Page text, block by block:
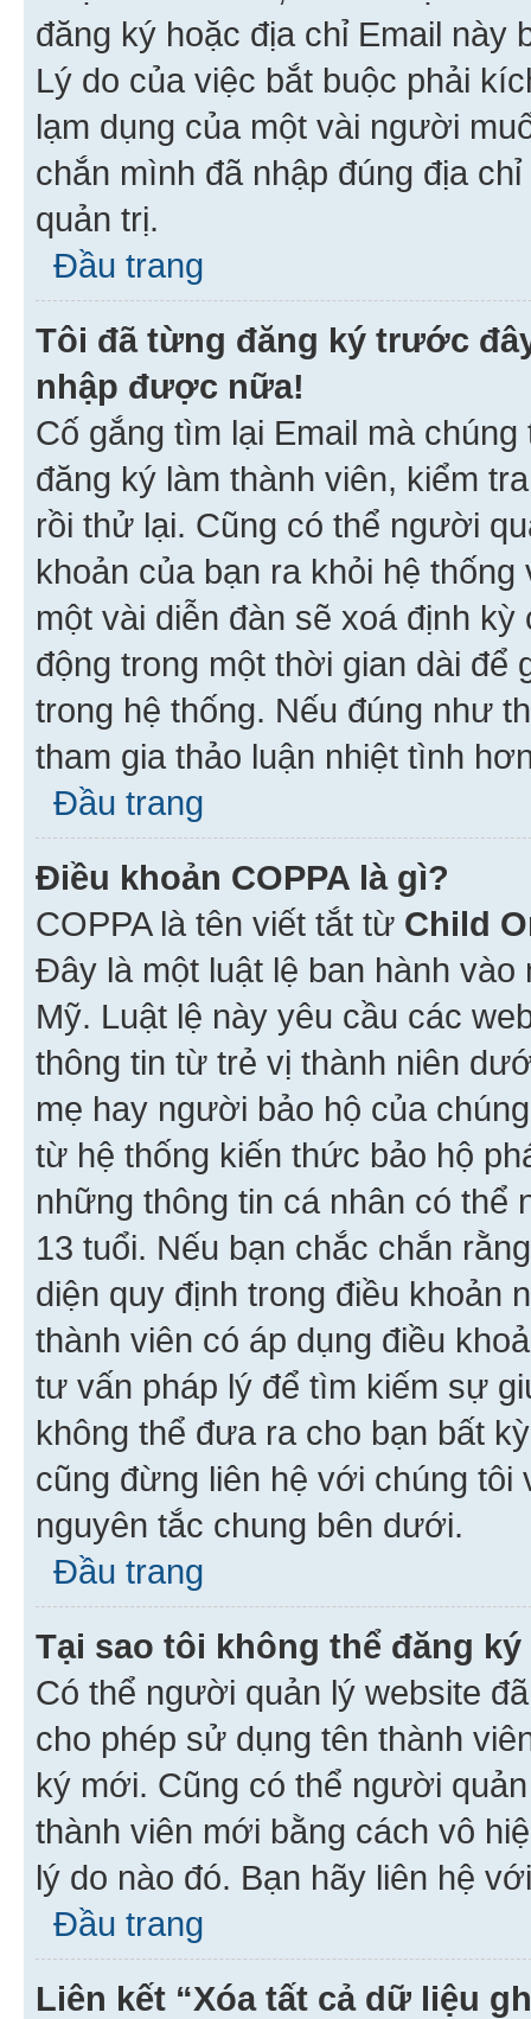
đăng ký hoặc địa chỉ Email này
Lý do của việc bắt buộc phải
lạm dụng của một vài người
chắn mình đã nhập đúng địa
quản trị.
Đầu trang
Tôi đã từng đăng ký trước
nhập được nữa!
Cố gắng tìm lại Email mà
đăng ký làm thành viên, kiểm
rồi thử lại. Cũng có thể người
khoản của bạn ra khỏi hệ
một vài diễn đàn sẽ xoá định
động trong một thời gian dài
trong hệ thống. Nếu đúng như
tham gia thảo luận nhiệt tình
Đầu trang
Điều khoản COPPA là gì?
COPPA là tên viết tắt từ Child
Đây là một luật lệ ban hành
Mỹ. Luật lệ này yêu cầu các
thông tin từ trẻ vị thành niên
mẹ hay người bảo hộ của
từ hệ thống kiến thức bảo hộ
những thông tin cá nhân có thể
13 tuổi. Nếu bạn chắc chắn
diện quy định trong điều khoản
thành viên có áp dụng điều
tư vấn pháp lý để tìm kiếm sự
không thể đưa ra cho bạn bất
cũng đừng liên hệ với chúng
nguyên tắc chung bên dưới.
Đầu trang
Tại sao tôi không thể đăng
Có thể người quản lý website
cho phép sử dụng tên thành
ký mới. Cũng có thể người
thành viên mới bằng cách vô
lý do nào đó. Bạn hãy liên hệ
Đầu trang
Liên kết “Xóa tất cả dữ liệu